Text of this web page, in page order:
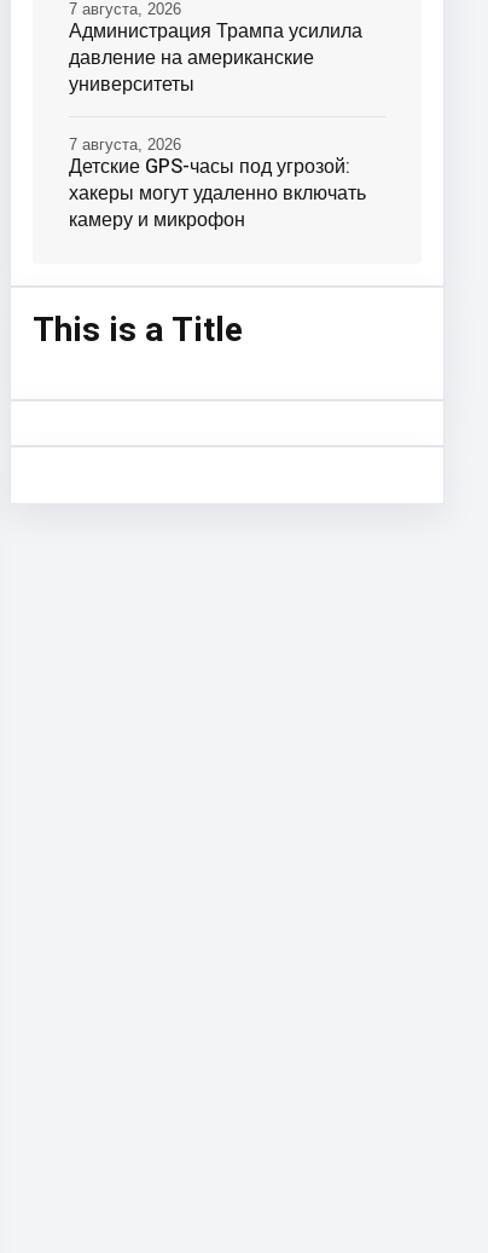
Администрация Трампа усилила
давление на американские
университеты
7 августа, 2026
Детские GPS-часы под угрозой:
хакеры могут удаленно включать
камеру и микрофон
7 августа, 2026
This is a Title